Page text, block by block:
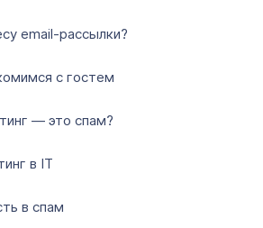
email-рассылки?
с гостем
— это спам?
в IT
в спам